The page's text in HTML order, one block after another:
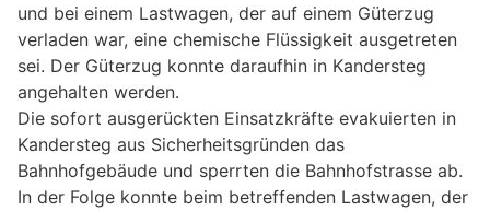
und bei einem Lastwagen, der auf einem Güterzug
verladen war, eine chemische Flüssigkeit ausgetreten
sei. Der Güterzug konnte daraufhin in Kandersteg
angehalten werden.
Die sofort ausgerückten Einsatzkräfte evakuierten in
Kandersteg aus Sicherheitsgründen das
Bahnhofgebäude und sperrten die Bahnhofstrasse ab.
In der Folge konnte beim betreffenden Lastwagen, der